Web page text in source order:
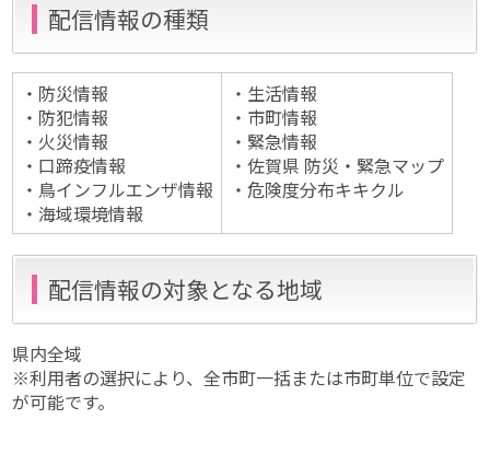
配信情報の種類
・防災情報
・防犯情報
・火災情報
・口蹄疫情報
・鳥インフルエンザ情報
・海域環境情報
・生活情報
・市町情報
・緊急情報
・佐賀県 防災・緊急マップ
・危険度分布キキクル
配信情報の対象となる地域
県内全域
※利用者の選択により、全市町一括または市町単位で設定
が可能です。